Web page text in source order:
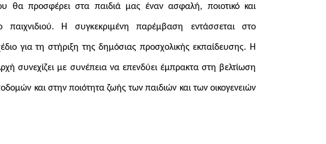
θα προσφέρει στα παιδιά μας έναν ασφαλή, ποιοτικό και
παιχνιδιού. Η συγκεκριμένη παρέμβαση εντάσσεται στο
για τη στήριξη της δημόσιας προσχολικής εκπαίδευσης. Η
συνεχίζει με συνέπεια να επενδύει έμπρακτα στη βελτίωση
και στην ποιότητα ζωής των παιδιών και των οικογενειών